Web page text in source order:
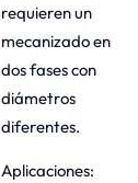
requieren un
mecanizado en
dos fases con
diámetros
diferentes.
Aplicaciones: